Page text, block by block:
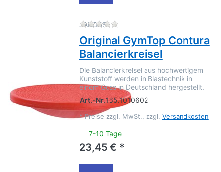
JAKOBS Zu diesem Produkt liegen
Original GymTop Contura
Balancierkreisel
Die Balancierkreisel aus hochwertigem
Kunststoff werden in Blastechnik in
einem Guss in Deutschland hergestellt.
Art.-Nr.165.1010602
* Preise zzgl. MwSt., zzgl. Versandkosten
7-10 Tage
23,45 € *